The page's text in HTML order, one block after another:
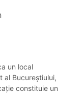
un local
al Bucureștiului,
constituie un